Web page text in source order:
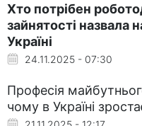
Хто потрібен
зайнятості назвала
Україні
24.11.2025 - 07:30
Професія
чому в Україні